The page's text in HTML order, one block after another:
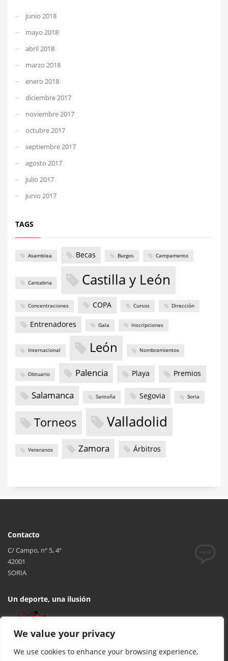
We value your privacy
We use cookies to enhance your browsing experience,
junio 2018
mayo 2018
abril 2018
marzo 2018
enero 2018
diciembre 2017
noviembre 2017
octubre 2017
septiembre 2017
agosto 2017
julio 2017
junio 2017
TAGS
Asamblea Becas Burgos Campamento
Cantabria Castilla y León
Concentraciones COPA Cursos Dirección
Entrenadores Gala Inscripciones
Internacional León Nombramientos
Obtuario Palencia Playa Premios
Salamanca Santoña Segovia Soria
Torneos Valladolid
Veteranos Zamora Árbitros
Contacto
C/ Campo, nº 5, 4º
42001
SORIA
Un deporte, una ilusión